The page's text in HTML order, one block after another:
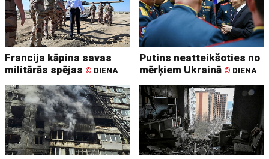
Francija kāpina savas
militārās spējas © DIENA
Putins neatteikšoties no
mērķiem Ukrainā © DIENA